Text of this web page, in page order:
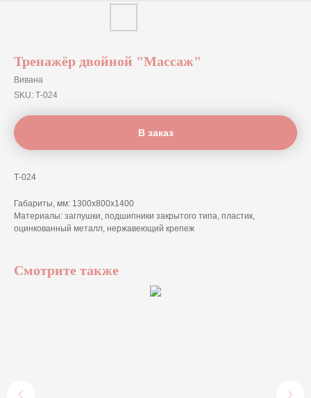
Тренажёр двойной "Массаж"
Вивана
SKU: Т-024
В заказ
Т-024
Габариты, мм: 1300x800x1400
Материалы: заглушки, подшипники закрытого типа, пластик,
оцинкованный металл, нержавеющий крепеж
Смотрите также